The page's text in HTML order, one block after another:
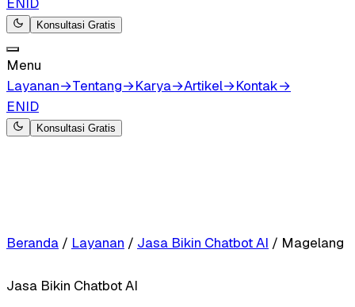
Konsultasi Gratis
Menu
Layanan→Tentang→Karya→Artikel→Kontak→
ENID
Konsultasi Gratis
Beranda / Layanan / Jasa Bikin Chatbot AI / Magelang
Jasa Bikin Chatbot AI